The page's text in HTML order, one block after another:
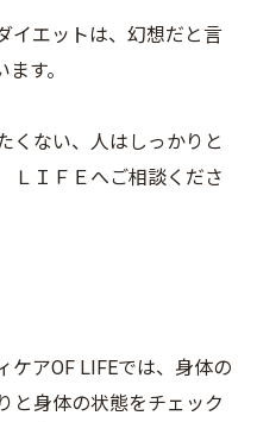
イエットは、幻想だと言
す。
くない、人はしっかりと
ＩＦＥへご相談くださ
ケアOF LIFEでは、身体の
と身体の状態をチェック